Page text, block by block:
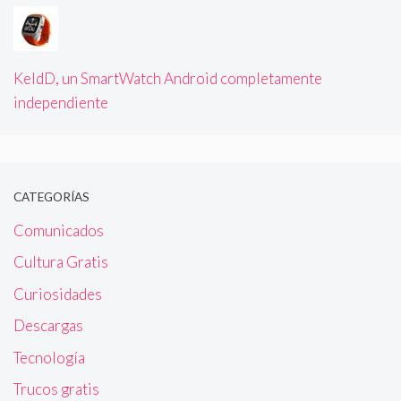
KeldD, un SmartWatch Android completamente
independiente
CATEGORÍAS
Comunicados
Cultura Gratis
Curiosidades
Descargas
Tecnología
Trucos gratis